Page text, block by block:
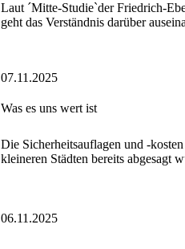
Laut ´Mitte-Studie`der Friedrich-
geht das Verständnis darüber
07.11.2025
Was es uns wert ist
Die Sicherheitsauflagen und -
kleineren Städten bereits abgesagt
06.11.2025